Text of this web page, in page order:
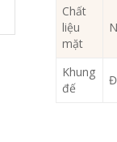
Chất
liệu
mặt
Khung
đế